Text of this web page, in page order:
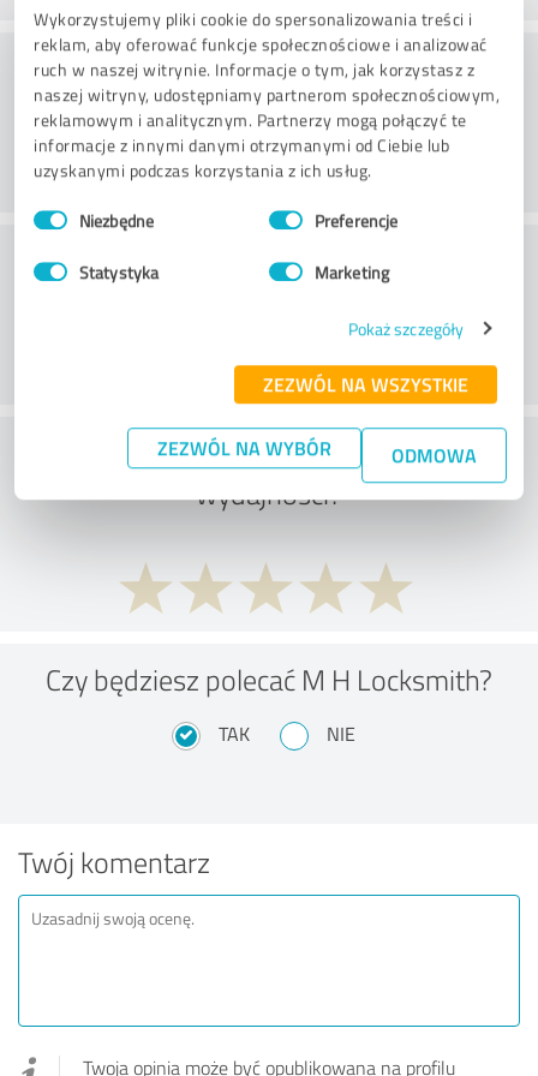
Wykorzystujemy pliki cookie do spersonalizowania treści i
reklam, aby oferować funkcje społecznościowe i analizować
ruch w naszej witrynie. Informacje o tym, jak korzystasz z
naszej witryny, udostępniamy partnerom społecznościowym,
reklamowym i analitycznym. Partnerzy mogą połączyć te
informacje z innymi danymi otrzymanymi od Ciebie lub
uzyskanymi podczas korzystania z ich usług.
Wybór
zgody Niezbędne Preferencje
Statystyka Marketing
Pokaż szczegóły
ZEZWÓL NA WSZYSTKIE
ZEZWÓL NA WYBÓR ODMOWA
Doradztwo
Obsługa klienta
Co sądzisz o stosunku ceny do
wydajności?
Czy będziesz polecać M H Locksmith?
TAK NIE
Twój komentarz
Twoja opinia może być opublikowana na profilu